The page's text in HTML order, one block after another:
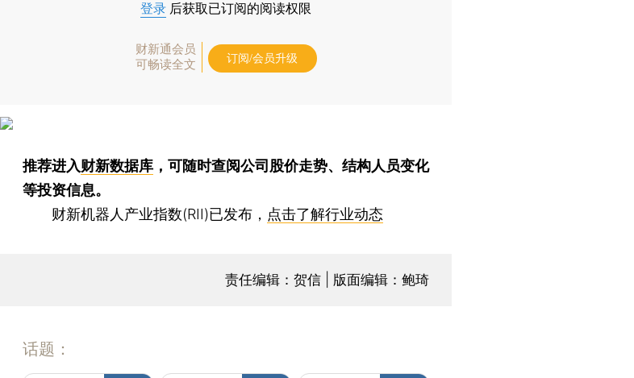
登录 后获取已订阅的阅读权限
财新通会员
可畅读全文
订阅/会员升级
推荐进入财新数据库 ，可随时查阅公司股价走势、结构人员变化
等投资信息。
财新机器人产业指数(RII)已发布， 点击了解行业动态
责任编辑：贺信 | 版面编辑：鲍琦
话题：